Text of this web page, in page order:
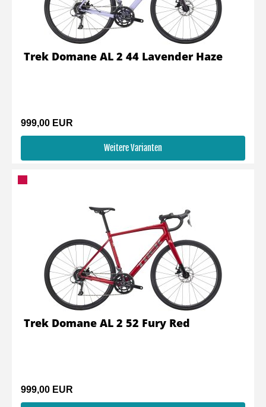
999,00 EUR
Weitere Varianten
Trek Domane AL 2 44 Lavender Haze
999,00 EUR
Trek Domane AL 2 52 Fury Red